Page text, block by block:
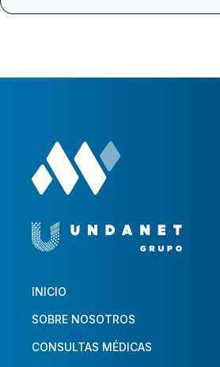
INICIO
SOBRE NOSOTROS
CONSULTAS MÉDICAS